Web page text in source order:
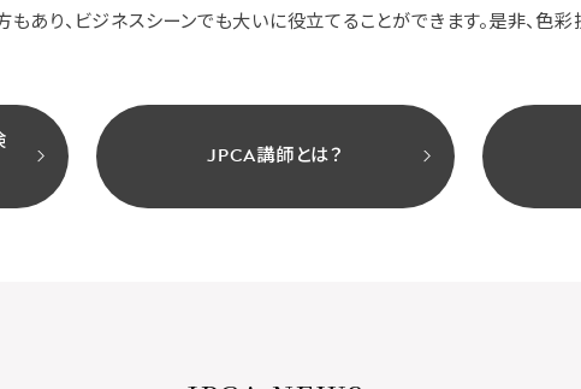
あり、ビジネスシーンでも大いに役立てることができます。是非、色
JPCA講師とは？